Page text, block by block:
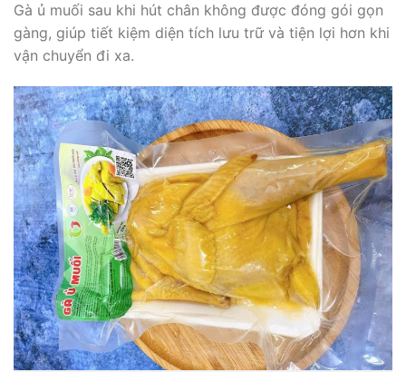
Gà ủ muối sau khi hút chân không được đóng gói gọn
gàng, giúp tiết kiệm diện tích lưu trữ và tiện lợi hơn khi
vận chuyển đi xa.